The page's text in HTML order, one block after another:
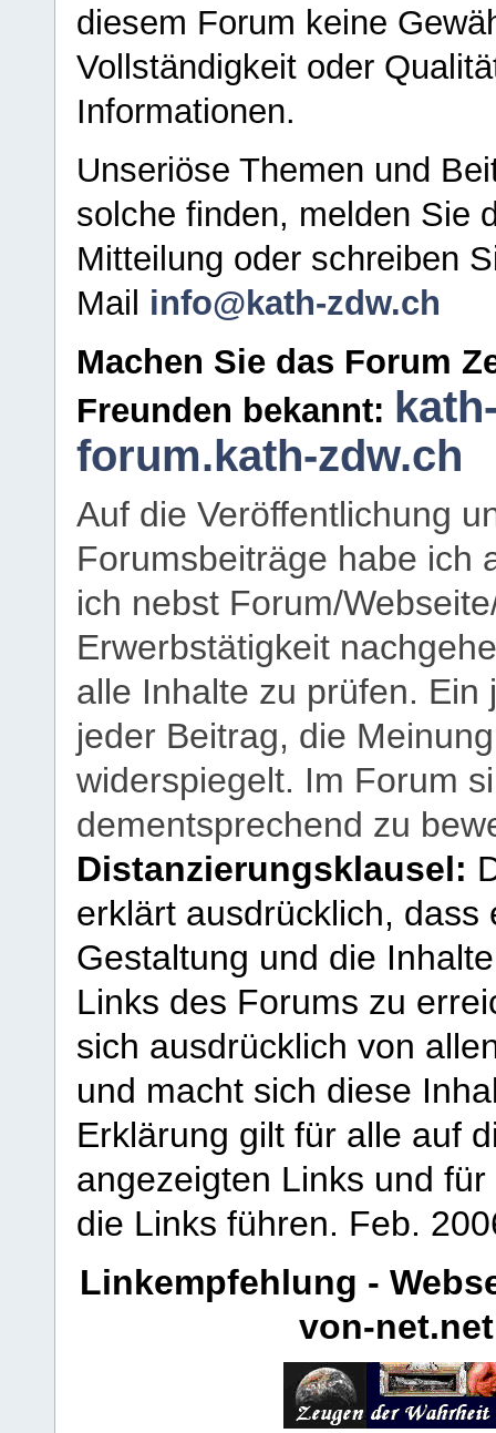
diesem Forum keine
Vollständigkeit oder
Informationen.
Unseriöse Themen und
solche finden, melden Sie
Mitteilung oder schreiben
Mail info@kath-zdw.ch
Machen Sie das Forum
Freunden bekannt:
forum.kath-zdw.ch
Auf die Veröffentlichung
Forumsbeiträge habe ich
ich nebst Forum/
Erwerbstätigkeit
alle Inhalte zu prüfen.
jeder Beitrag, die
widerspiegelt. Im Forum
dementsprechend zu
Distanzierungsklausel:
erklärt ausdrücklich,
Gestaltung und die
Links des Forums zu
sich ausdrücklich von
und macht sich diese
Erklärung gilt für alle auf
angezeigten Links und
die Links führen. Feb.
Linkempfehlung -
von-net.net